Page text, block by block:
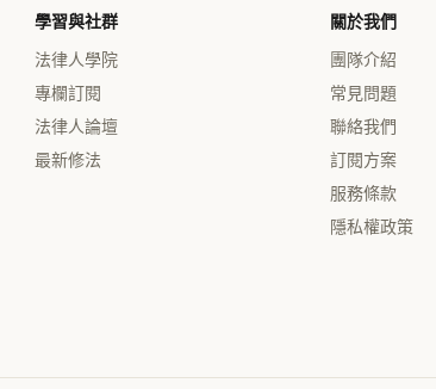
學習與社群
法律人學院
專欄訂閱
法律人論壇
最新修法
關於我們
團隊介紹
常見問題
聯絡我們
訂閱方案
服務條款
隱私權政策